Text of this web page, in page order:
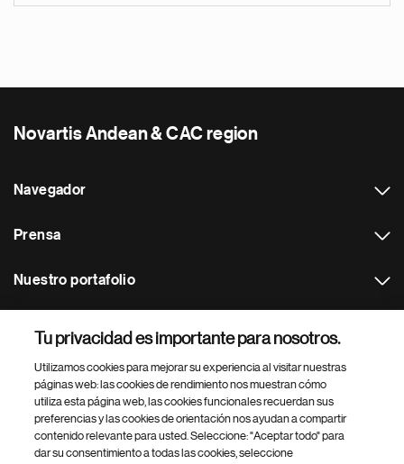
Novartis Andean & CAC region
Navegador
Prensa
Nuestro portafolio
Footer Site Search
Tu privacidad es importante para nosotros.
Utilizamos cookies para mejorar su experiencia al visitar nuestras
páginas web: las cookies de rendimiento nos muestran cómo
utiliza esta página web, las cookies funcionales recuerdan sus
preferencias y las cookies de orientación nos ayudan a compartir
contenido relevante para usted. Seleccione: "Aceptar todo" para
dar su consentimiento a todas las cookies, seleccione